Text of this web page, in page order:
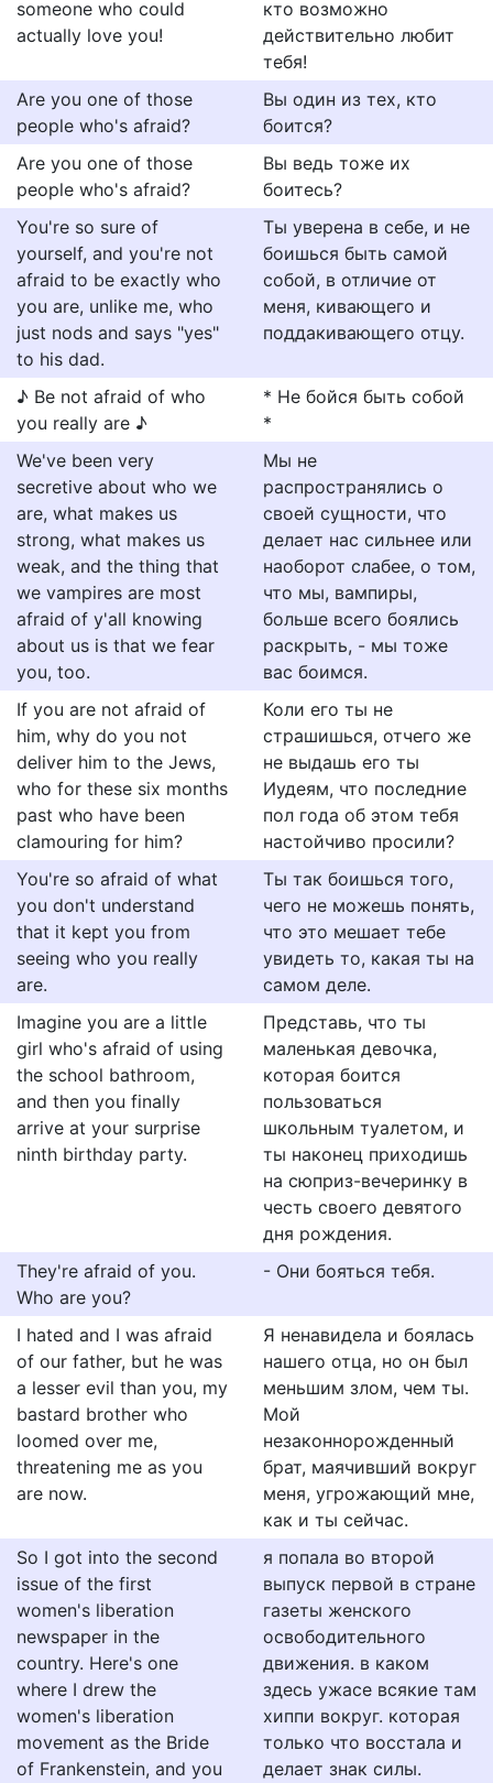
someone who could
actually love you!
кто возможно
действительно любит
тебя!
Are you one of those
people who's afraid?
Вы один из тех, кто
боится?
Are you one of those
people who's afraid?
Вы ведь тоже их
боитесь?
You're so sure of
yourself, and you're not
afraid to be exactly who
you are, unlike me, who
just nods and says "yes"
to his dad.
Ты уверена в себе, и не
боишься быть самой
собой, в отличие от
меня, кивающего и
поддакивающего отцу.
♪ Be not afraid of who
you really are ♪
* Не бойся быть собой
*
We've been very
secretive about who we
are, what makes us
strong, what makes us
weak, and the thing that
we vampires are most
afraid of y'all knowing
about us is that we fear
you, too.
Мы не
распространялись о
своей сущности, что
делает нас сильнее или
наоборот слабее, о том,
что мы, вампиры,
больше всего боялись
раскрыть, - мы тоже
вас боимся.
If you are not afraid of
him, why do you not
deliver him to the Jews,
who for these six months
past who have been
clamouring for him?
Коли его ты не
страшишься, отчего же
не выдашь его ты
Иудеям, что последние
пол года об этом тебя
настойчиво просили?
You're so afraid of what
you don't understand
that it kept you from
seeing who you really
are.
Ты так боишься того,
чего не можешь понять,
что это мешает тебе
увидеть то, какая ты на
самом деле.
Imagine you are a little
girl who's afraid of using
the school bathroom,
and then you finally
arrive at your surprise
ninth birthday party.
Представь, что ты
маленькая девочка,
которая боится
пользоваться
школьным туалетом, и
ты наконец приходишь
на сюприз-вечеринку в
честь своего девятого
дня рождения.
They're afraid of you.
Who are you?
- Они бояться тебя.
I hated and I was afraid
of our father, but he was
a lesser evil than you, my
bastard brother who
loomed over me,
threatening me as you
are now.
Я ненавидела и боялась
нашего отца, но он был
меньшим злом, чем ты.
Мой
незаконнорожденный
брат, маячивший вокруг
меня, угрожающий мне,
как и ты сейчас.
So I got into the second
issue of the first
women's liberation
newspaper in the
country. Here's one
where I drew the
women's liberation
movement as the Bride
of Frankenstein, and you
я попала во второй
выпуск первой в стране
газеты женского
освободительного
движения. в каком
здесь ужасе всякие там
хиппи вокруг. которая
только что восстала и
делает знак силы.